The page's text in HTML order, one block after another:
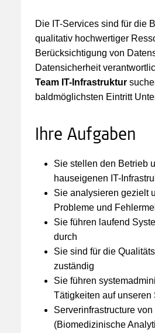
Die IT-Services sind für die
qualitativ hochwertiger
Berücksichtigung von
Datensicherheit
Team IT-Infrastruktur
baldmöglichsten Eintritt
Ihre Aufgaben
Sie stellen den Betrieb
hauseigenen IT-
Sie analysieren gezielt
Probleme und
Sie führen laufend
durch
Sie sind für die
zuständig
Sie führen
Tätigkeiten auf unseren
Serverinfrastructure
(Biomedizinische